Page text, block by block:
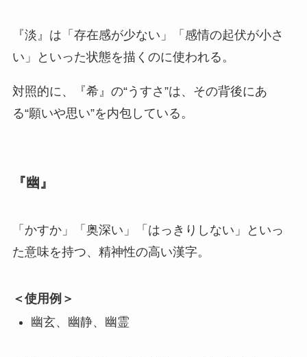
『淡』は「存在感が少ない」「感情の起伏が小さ
い」といった状態を描くのに使われる。
対照的に、『希』の“うすさ”は、その背後にあ
る“願いや思い”を内包している。
『幽』
「かすか」「奥深い」「はっきりしない」といっ
た意味を持つ、精神性の高い漢字。
＜使用例＞
幽玄、幽静、幽霊